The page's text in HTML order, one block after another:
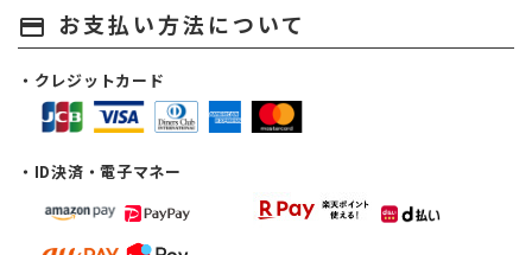
payment お支払い方法について
・クレジットカード
・ID決済・電子マネー